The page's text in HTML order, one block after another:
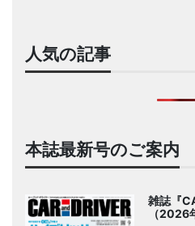
人気の記事
本誌最新号のご案内
雑誌『
（2026